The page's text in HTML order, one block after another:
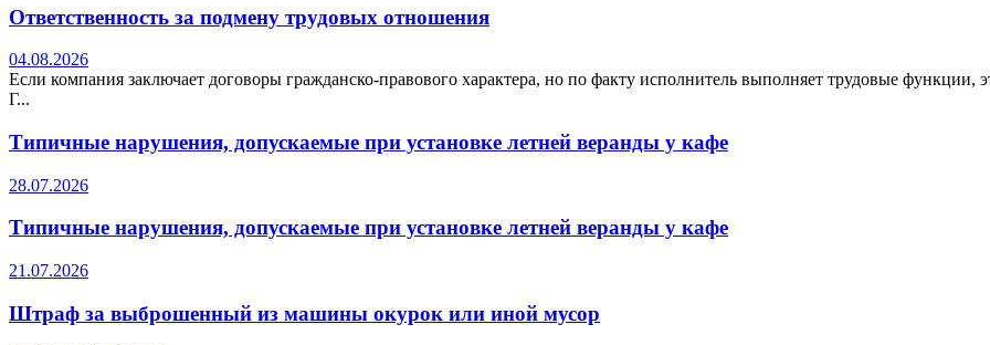
Ответственность за подмену трудовых отношения
04.08.2026
Если компания заключает договоры гражданско-правового характера, но по факту исполнитель выполняет трудовые функции,
Г...
Типичные нарушения, допускаемые при установке летней веранды у кафе
28.07.2026
Типичные нарушения, допускаемые при установке летней веранды у кафе
21.07.2026
Штраф за выброшенный из машины окурок или иной мусор